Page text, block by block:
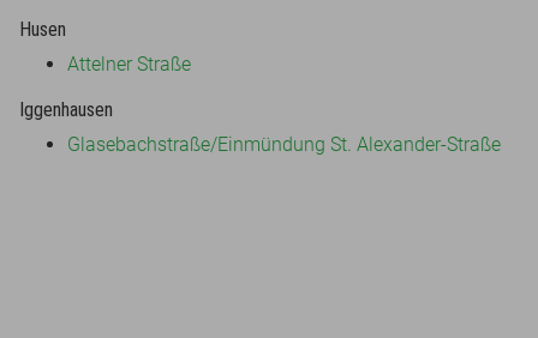
Husen
Attelner Straße
Iggenhausen
Glasebachstraße/Einmündung St. Alexander-Straße